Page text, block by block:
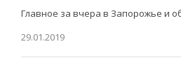
Главное за вчера в Запорожье и
29.01.2019